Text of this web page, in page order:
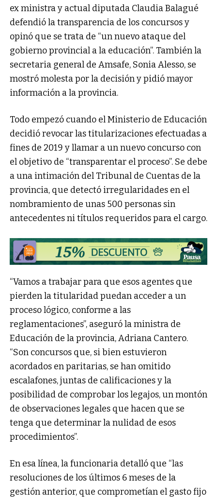
ex ministra y actual diputada Claudia Balagué
defendió la transparencia de los concursos y
opinó que se trata de “un nuevo ataque del
gobierno provincial a la educación”. También la
secretaria general de Amsafe, Sonia Alesso, se
mostró molesta por la decisión y pidió mayor
información a la provincia.
Todo empezó cuando el Ministerio de Educación
decidió revocar las titularizaciones efectuadas a
fines de 2019 y llamar a un nuevo concurso con
el objetivo de “transparentar el proceso”. Se debe
a una intimación del Tribunal de Cuentas de la
provincia, que detectó irregularidades en el
nombramiento de unas 500 personas sin
antecedentes ni títulos requeridos para el cargo.
“Vamos a trabajar para que esos agentes que
pierden la titularidad puedan acceder a un
proceso lógico, conforme a las
reglamentaciones”, aseguró la ministra de
Educación de la provincia, Adriana Cantero.
“Son concursos que, si bien estuvieron
acordados en paritarias, se han omitido
escalafones, juntas de calificaciones y la
posibilidad de comprobar los legajos, un montón
de observaciones legales que hacen que se
tenga que determinar la nulidad de esos
procedimientos”.
En esa línea, la funcionaria detalló que “las
resoluciones de los últimos 6 meses de la
gestión anterior, que comprometían el gasto fijo